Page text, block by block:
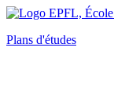
Plans d'études